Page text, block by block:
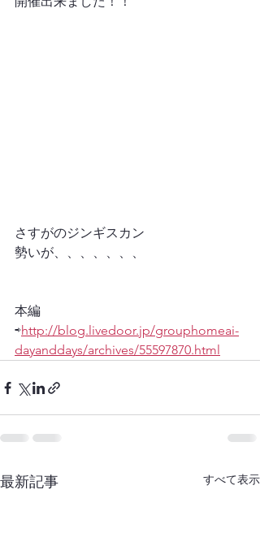
さすがのジンギスカン
勢いが、、、、、、、
本編
⇨http://blog.livedoor.jp/grouphomeai-
dayanddays/archives/55597870.html
最新記事 すべて表示